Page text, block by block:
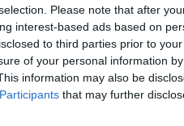
Please note that after
interest-based ads based on
to third parties prior to
of your personal information
information may also be
that may further